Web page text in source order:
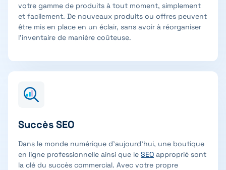
votre gamme de produits à tout moment, simplement
et facilement. De nouveaux produits ou offres peuvent
être mis en place en un éclair, sans avoir à réorganiser
l’inventaire de manière coûteuse.
Succès SEO
Dans le monde numérique d’aujourd’hui, une boutique
en ligne professionnelle ainsi que le SEO approprié sont
la clé du succès commercial. Avec votre propre